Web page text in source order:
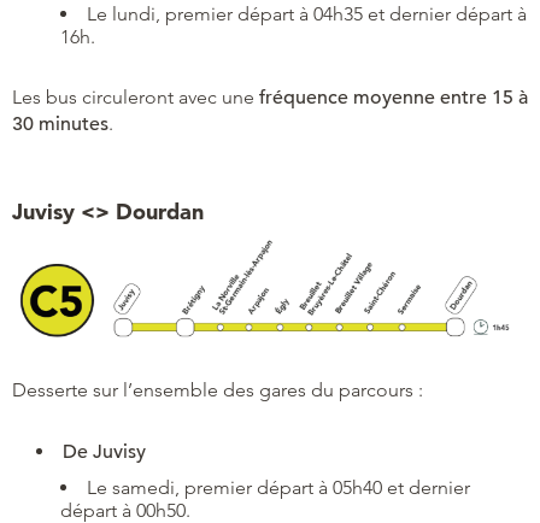
Le lundi, premier départ à 04h35 et dernier départ à
16h.
Les bus circuleront avec une fréquence moyenne entre 15 à
30 minutes.
Juvisy <> Dourdan
Desserte sur l’ensemble des gares du parcours :
De Juvisy
Le samedi, premier départ à 05h40 et dernier
départ à 00h50.